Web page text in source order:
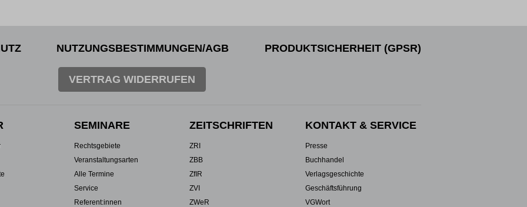
NUTZUNGSBESTIMMUNGEN/AGB PRODUKTSICHERHEIT (GPSR)
VERTRAG WIDERRUFEN
SEMINARE
Rechtsgebiete
Veranstaltungsarten
Alle Termine
Service
Referent:innen
ZEITSCHRIFTEN
ZRI
ZBB
ZfIR
ZVI
ZWeR
KONTAKT & SERVICE
Presse
Buchhandel
Verlagsgeschichte
Geschäftsführung
VGWort